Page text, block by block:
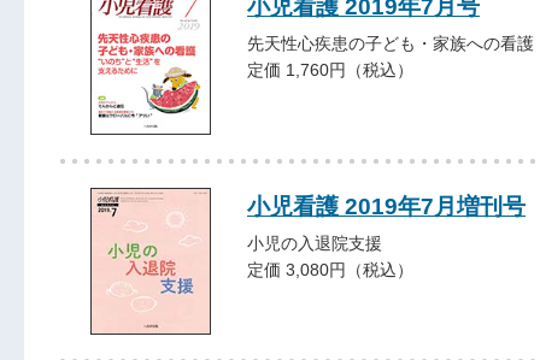
小児看護 2019年7月号
先天性心疾患の子ども・家族への看護
定価 1,760円（税込）
小児看護 2019年7月増刊号
小児の入退院支援
定価 3,080円（税込）